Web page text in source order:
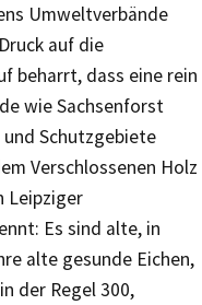
Umweltverbände
auf die
beharrt, dass eine rein
wie Sachsenforst
Schutzgebiete
Verschlossenen Holz
Leipziger
Es sind alte, in
alte gesunde Eichen,
der Regel 300,